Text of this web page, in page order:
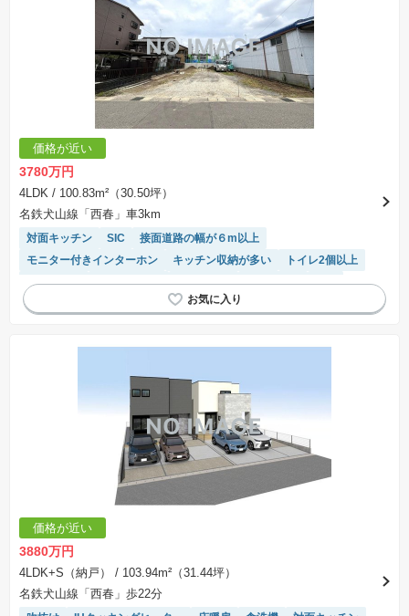
価格が近い
3780万円
4LDK / 100.83m²（30.50坪）
名鉄犬山線「西春」車3km
対面キッチン SIC
接面道路の幅が６m以上
モニター付きインターホン
キッチン収納が多い
トイレ2個以上
陽当り良好
温水洗浄便座 窓付き浴室 浴室乾燥機
WIC
システムキッチン
価格が近い
3880万円
4LDK+S（納戸）
/ 103.94m²（31.44坪）
名鉄犬山線「西春」歩22分